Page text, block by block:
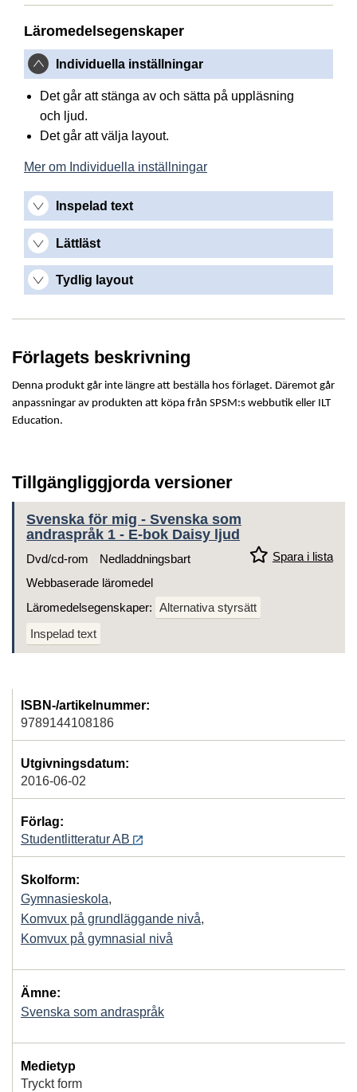
Läromedelsegenskaper
Individuella inställningar
Det går att stänga av och sätta på uppläsning
och ljud.
Det går att välja layout.
Mer om Individuella inställningar
Inspelad text
Lättläst
Tydlig layout
Förlagets beskrivning
Denna produkt går inte längre att beställa hos förlaget. Däremot går
anpassningar av produkten att köpa från SPSM:s webbutik eller ILT
Education.
Tillgängliggjorda versioner
Svenska för mig - Svenska som
andraspråk 1 - E-bok Daisy ljud
Spara i lista
Dvd/cd-rom
Nedladdningsbart
Webbaserade läromedel
Läromedelsegenskaper: Alternativa styrsätt
Inspelad text
ISBN-/artikelnummer:
9789144108186
Utgivningsdatum:
2016-06-02
Förlag:
Studentlitteratur AB
Skolform:
Gymnasieskola,
Komvux på grundläggande nivå,
Komvux på gymnasial nivå
Ämne:
Svenska som andraspråk
Medietyp
Tryckt form